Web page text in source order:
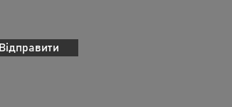
Відправити